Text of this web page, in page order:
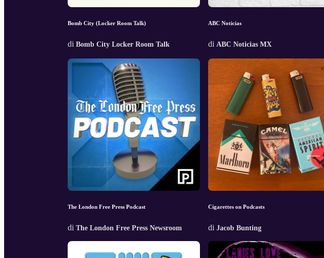
Bomb City (Locker Room Talk)
di Bomb City Locker Room Talk
ABC Noticias
di ABC Noticias MX
The London Free Press Podcast
di The London Free Press Newsroom
Cigarettes on Podcasts
di Jacob Bunting